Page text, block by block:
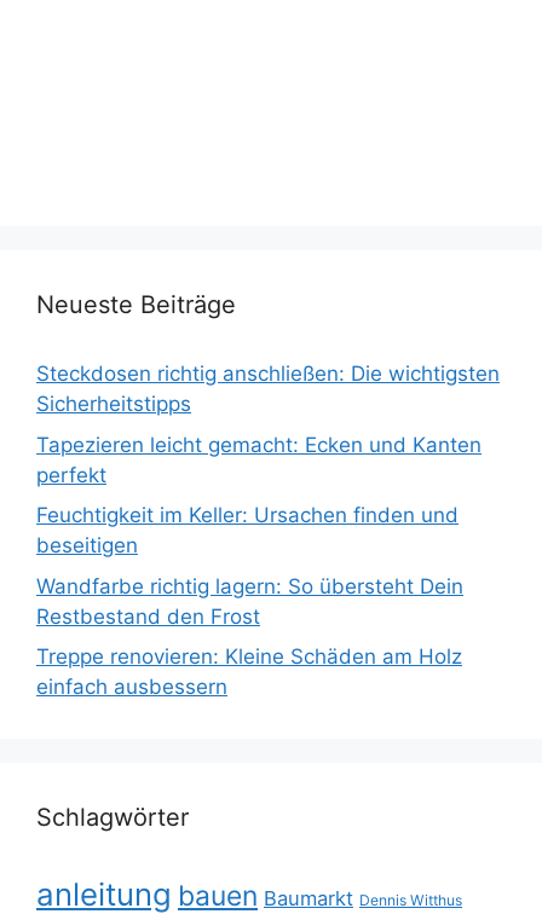
Neueste Beiträge
Steckdosen richtig anschließen: Die wichtigsten
Sicherheitstipps
Tapezieren leicht gemacht: Ecken und Kanten
perfekt
Feuchtigkeit im Keller: Ursachen finden und
beseitigen
Wandfarbe richtig lagern: So übersteht Dein
Restbestand den Frost
Treppe renovieren: Kleine Schäden am Holz
einfach ausbessern
Schlagwörter
anleitung bauen Baumarkt Dennis Witthus